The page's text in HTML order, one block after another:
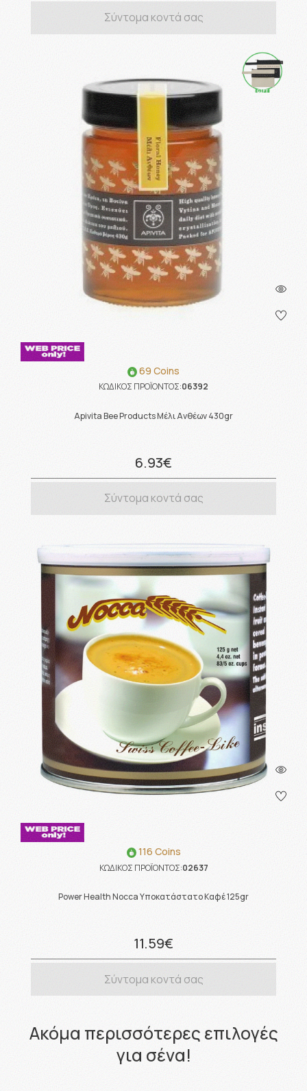
Σύντομα κοντά σας
69 Coins
ΚΩΔΙΚΟΣ ΠΡΟΪΟΝΤΟΣ:06392
Apivita Bee Products Mέλι Ανθέων 430gr
6.93€
Σύντομα κοντά σας
116 Coins
ΚΩΔΙΚΟΣ ΠΡΟΪΟΝΤΟΣ:02637
Power Health Nocca Υποκατάστατο Καφέ 125gr
11.59€
Σύντομα κοντά σας
Ακόμα περισσότερες επιλογές
για σένα!